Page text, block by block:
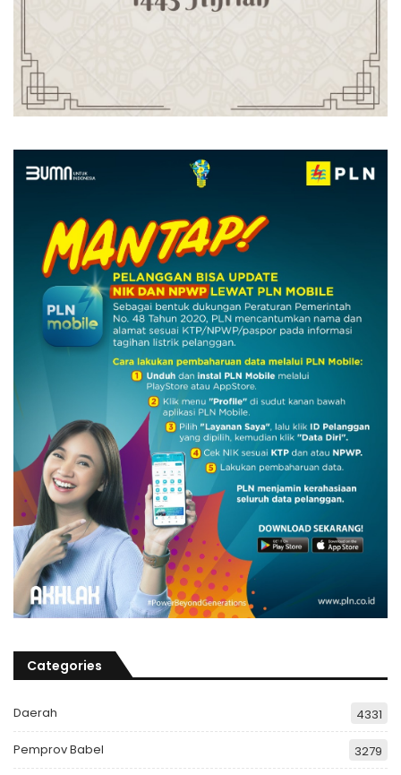
Categories
Daerah 4331
Pemprov Babel 3279